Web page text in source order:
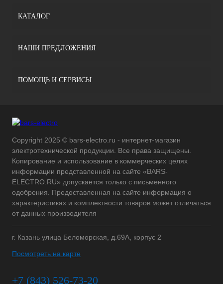
КАТАЛОГ
НАШИ ПРЕДЛОЖЕНИЯ
ПОМОЩЬ И СЕРВИСЫ
Copyright 2025 © bars-electro.ru - интернет-магазин
электротехнической продукции. Все права защищены.
Копирование и использование в коммерческих целях
информации представленной на сайте «BARS-
ELECTRO.RU» допускается только с письменного
одобрения. Предоставленная на сайте информация о
характеристиках и комплектности товаров может отличаться
от данных производителя
г. Казань улица Беломорская, д.69А, корпус 2
Посмотреть на карте
+7 (843) 526-73-20